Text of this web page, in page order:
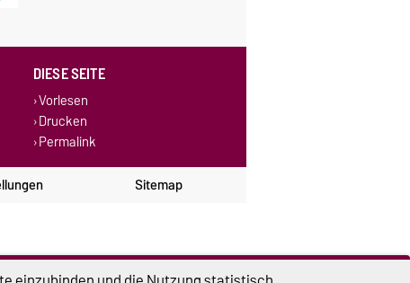
DIESE SEITE
Vorlesen
Drucken
Permalink
Sitemap